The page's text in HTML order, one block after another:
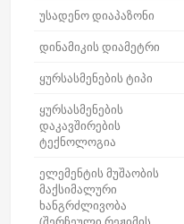
უსადენო დიაპაზონი
დინამიკის დიამეტრი
ყურსასმენების ტიპი
ყურსასმენების
დაკავშირების
ტექნოლოგია
ელემენტის მუშაობის
მაქსიმალური
ხანგრძლივობა